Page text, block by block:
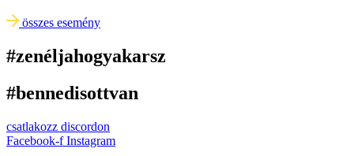
összes esemény
#zenéljahogyakarsz
#bennedisottvan
csatlakozz discordon
Facebook-f Instagram